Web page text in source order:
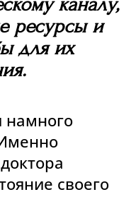
ресурсы и
для их
намного
своего